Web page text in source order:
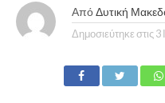
Από Δυτική
Δημοσιεύτηκε στις 3